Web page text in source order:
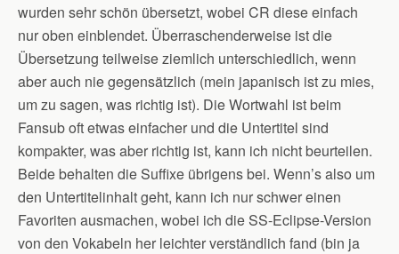
wurden sehr schön übersetzt, wobei CR diese einfach
nur oben einblendet. Überraschenderweise ist die
Übersetzung teilweise ziemlich unterschiedlich, wenn
aber auch nie gegensätzlich (mein japanisch ist zu mies,
um zu sagen, was richtig ist). Die Wortwahl ist beim
Fansub oft etwas einfacher und die Untertitel sind
kompakter, was aber richtig ist, kann ich nicht beurteilen.
Beide behalten die Suffixe übrigens bei. Wenn’s also um
den Untertitelinhalt geht, kann ich nur schwer einen
Favoriten ausmachen, wobei ich die SS-Eclipse-Version
von den Vokabeln her leichter verständlich fand (bin ja